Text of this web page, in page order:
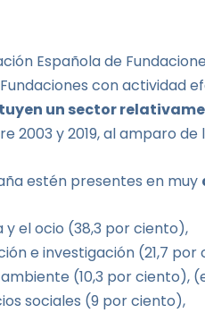
Española de
con actividad
un sector
2003 y 2019, al amparo
estén presentes en muy
y el ocio (38,3 por ciento),
e investigación (21,7 por
(10,3 por ciento),
sociales (9 por ciento),